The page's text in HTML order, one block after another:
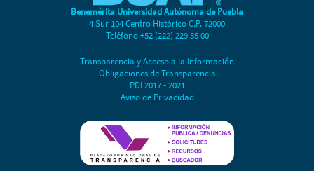
Benemérita Universidad Autónoma de Puebla
4 Sur 104 Centro Histórico C.P. 72000
Teléfono +52 (222) 229 55 00
Transparencia y Acceso a la Información
Obligaciones de Transparencia
PDI 2017 - 2021
Aviso de Privacidad